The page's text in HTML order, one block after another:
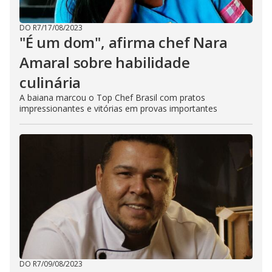
DO R7/17/08/2023
"É um dom", afirma chef Nara
Amaral sobre habilidade
culinária
A baiana marcou o Top Chef Brasil com pratos
impressionantes e vitórias em provas importantes
DO R7/09/08/2023